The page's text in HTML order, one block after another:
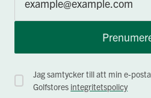
Jag samtycker till att min e-
Golfstores integritetspolicy